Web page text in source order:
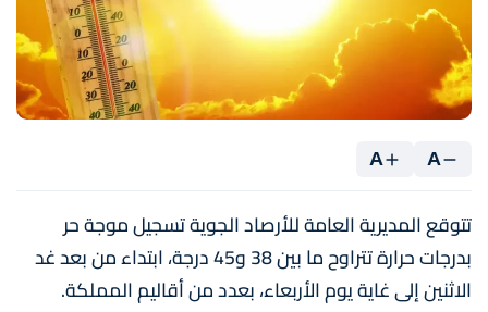
A
A
تتوقع المديرية العامة للأرصاد الجوية تسجيل موجة حر
بدرجات حرارة تتراوح ما بين 38 و45 درجة، ابتداء من بعد غد
الاثنين إلى غاية يوم الأربعاء، بعدد من أقاليم المملكة.